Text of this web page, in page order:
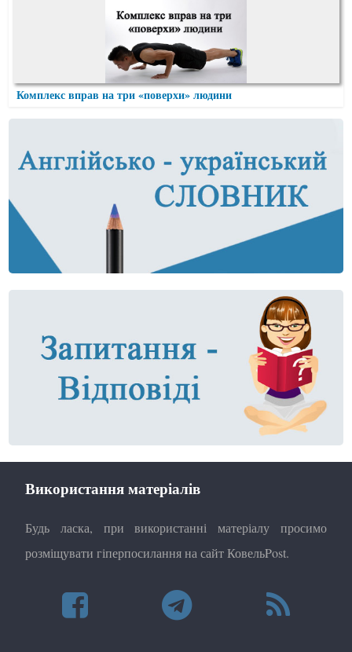
Комплекс вправ на три «поверхи» людини
Використання матеріалів
Будь ласка, при використанні матеріалу просимо
розміщувати гіперпосилання на сайт КовельPost.